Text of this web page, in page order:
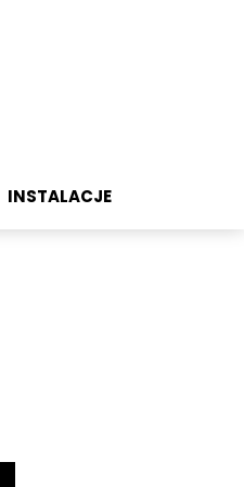
INSTALACJE